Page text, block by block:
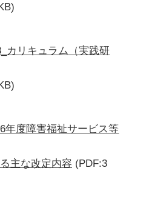
カリキュラム（実践研
年度障害福祉サービス等
主な改定内容 (PDF:3